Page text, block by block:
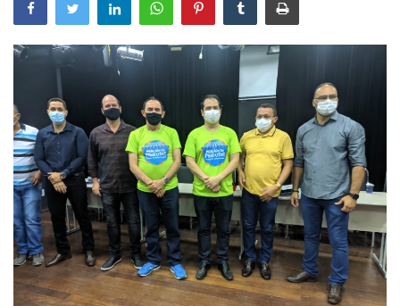
Notícias
Vídeos
Webmail
Contato